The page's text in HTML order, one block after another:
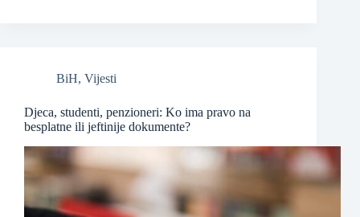
BiH, Vijesti
Djeca, studenti, penzioneri: Ko ima pravo na
besplatne ili jeftinije dokumente?